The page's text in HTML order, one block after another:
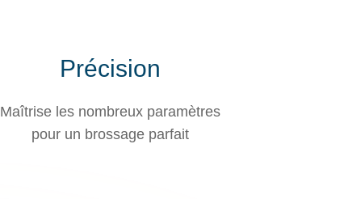
Précision
Maîtrise les nombreux paramètres
pour un brossage parfait